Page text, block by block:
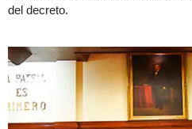
del decreto.